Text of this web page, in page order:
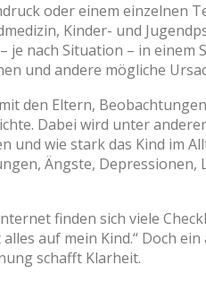
oder einem einzelnen
Kinder- und
nach Situation – in einem
und andere mögliche
den Eltern,
Dabei wird unter
wie stark das Kind im
Ängste,
finden sich viele
auf mein Kind.“ Doch
schafft Klarheit.